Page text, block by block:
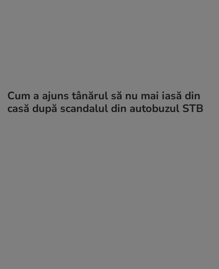
Cum a ajuns tânărul să nu mai iasă din
casă după scandalul din autobuzul STB